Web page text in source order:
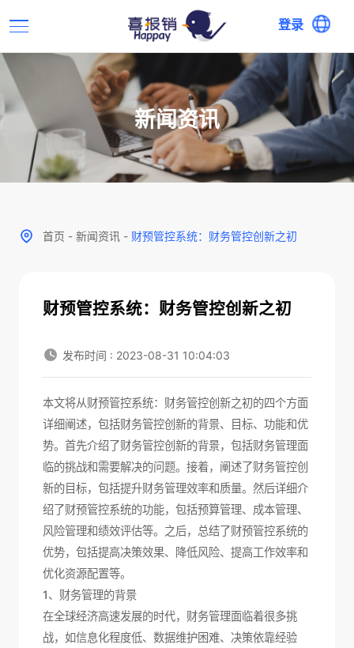
登录
新闻资讯
首页 - 新闻资讯 - 财预管控系统：财务管控创新之初
财预管控系统：财务管控创新之初
发布时间 : 2023-08-31 10:04:03
本文将从财预管控系统：财务管控创新之初的四个方面
详细阐述，包括财务管控创新的背景、目标、功能和优
势。首先介绍了财务管控创新的背景，包括财务管理面
临的挑战和需要解决的问题。接着，阐述了财务管控创
新的目标，包括提升财务管理效率和质量。然后详细介
绍了财预管控系统的功能，包括预算管理、成本管理、
风险管理和绩效评估等。之后，总结了财预管控系统的
优势，包括提高决策效果、降低风险、提高工作效率和
优化资源配置等。
1、财务管理的背景
在全球经济高速发展的时代，财务管理面临着很多挑
战，如信息化程度低、数据维护困难、决策依靠经验